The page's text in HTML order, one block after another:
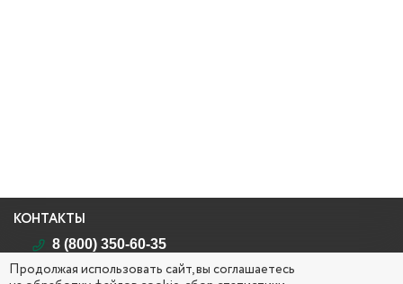
КОНТАКТЫ
8 (800) 350-60-35
Республика Саха (Якутия)
Продолжая использовать сайт, вы соглашаетесь